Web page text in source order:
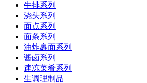
牛排系列
浇头系列
面点系列
面条系列
油炸裹面系列
酱卤系列
速冻菜肴系列
生调理制品